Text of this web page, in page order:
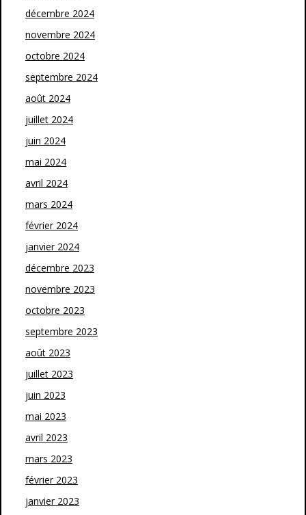
décembre 2024
novembre 2024
octobre 2024
septembre 2024
août 2024
juillet 2024
juin 2024
mai 2024
avril 2024
mars 2024
février 2024
janvier 2024
décembre 2023
novembre 2023
octobre 2023
septembre 2023
août 2023
juillet 2023
juin 2023
mai 2023
avril 2023
mars 2023
février 2023
janvier 2023